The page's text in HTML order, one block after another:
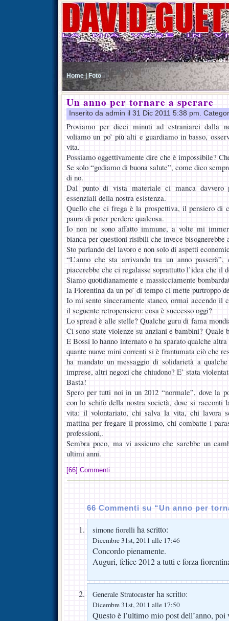
Home | Foto
Un anno per tornare a sperare
Inserito da admin il 31 Dic 2011 5:38 pm.
Proviamo per dieci minuti ad estraniarci dalla
voliamo un po’ più alti e guardiamo in basso,
vita.
Possiamo oggettivamente dire che è impossibile?
Se solo “godiamo di buona salute”, come dico
di no.
Dal punto di vista materiale ci manca davvero
essenziali della nostra esistenza.
Quello che ci frega è la prospettiva, il pensiero di
paura di poter perdere qualcosa.
Io non ne sono affatto immune, a volte mi
bianca per questioni risibili che invece
Sto parlando del lavoro e non solo di aspetti
“L’anno che sta arrivando tra un anno
piacerebbe che ci regalasse soprattutto l’idea che il
Siamo quotidianamente e massicciamente
la Fiorentina da un po’ di tempo ci mette purtroppo
Io mi sento sinceramente stanco, ormai accendo il
il seguente retropensiero: cosa è successo oggi?
Lo spread è alle stelle? Qualche guru di fama
Ci sono state violenze su anziani e bambini? Quale
E Bossi lo hanno internato o ha sparato qualche
quante nuove mini correnti si è frantumata ciò che
ha mandato un messaggio di solidarietà a
imprese, altri negozi che chiudono? E’ stata
Basta!
Spero per tutti noi in un 2012 “normale”, dove la
con lo schifo della nostra società, dove si racconti
vita: il volontariato, chi salva la vita, chi lavora
mattina per fregare il prossimo, chi combatte i
professioni,.
Sembra poco, ma vi assicuro che sarebbe un
ultimi anni.
[66] Commenti
66 Commenti su “Un anno per
simone fiorelli ha scritto:
Dicembre 31st, 2011 alle 17:46
Concordo pienamente.
Auguri, felice 2012 a tutti e forza
Generale Stratocaster ha scritto:
Dicembre 31st, 2011 alle 17:50
Questo è l’ultimo mio post dell’anno, poi